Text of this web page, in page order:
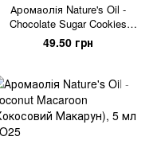
Аромаолія Nature's Oil -
Chocolate Sugar Cookies
(Шоколадно-цукрове печиво),
5 мл
49.50 грн